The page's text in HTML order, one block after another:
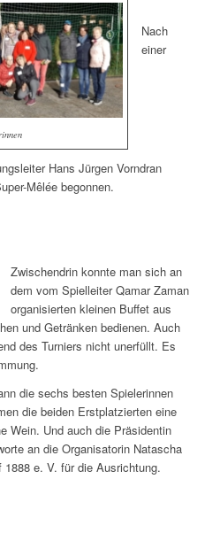
Nach
einer
Hans Jürgen Vorndran
Mêlée begonnen.
Zwischendrin konnte man sich an
dem vom Spielleiter Qamar Zaman
organisierten kleinen Buffet aus
und Getränken bedienen. Auch
des Turniers nicht unerfüllt. Es
die sechs besten Spielerinnen
die beiden Erstplatzierten eine
Wein. Und auch die Präsidentin
an die Organisatorin Natascha
e. V. für die Ausrichtung.